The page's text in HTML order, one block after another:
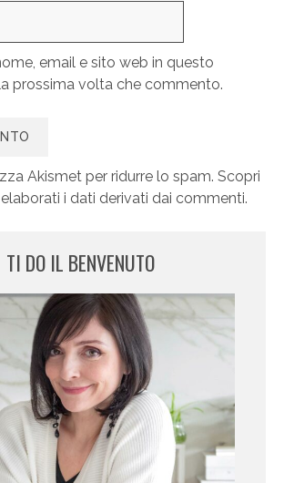
email e sito web in questo
prossima volta che commento.
Akismet per ridurre lo spam. Scopri
i dati derivati dai commenti.
TI DO IL BENVENUTO